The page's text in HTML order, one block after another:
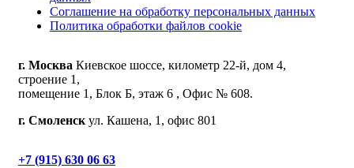
Соглашение на обработку персональных данных
Политика обработки файлов cookie
г. Москва Киевское шоссе, километр 22-й, дом 4,
строение 1,
помещение 1, Блок Б, этаж 6 , Офис № 608.
г. Смоленскул. Кашена, 1, офис 801
+7 (915) 630 06 63